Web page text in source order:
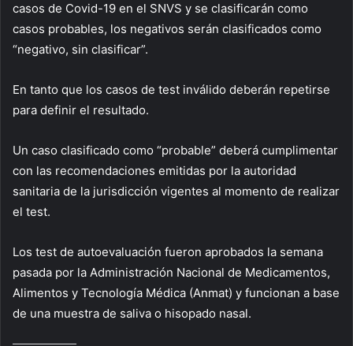
casos de Covid-19 en el SNVS y se clasificarán como
casos probables, los negativos serán clasificados como
“negativo, sin clasificar”.
En tanto que los casos de test inválido deberán repetirse
para definir el resultado.
Un caso clasificado como “probable” deberá cumplimentar
con las recomendaciones emitidas por la autoridad
sanitaria de la jurisdicción vigentes al momento de realizar
el test.
Los test de autoevaluación fueron aprobados la semana
pasada por la Administración Nacional de Medicamentos,
Alimentos y Tecnología Médica (Anmat) y funcionan a base
de una muestra de saliva o hisopado nasal.